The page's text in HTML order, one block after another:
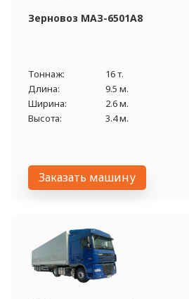
Зерновоз МАЗ-6501А8
Тоннаж:
16 т.
Длина:
9.5 м.
Ширина:
2.6 м.
Высота:
3.4 м.
Заказать машину